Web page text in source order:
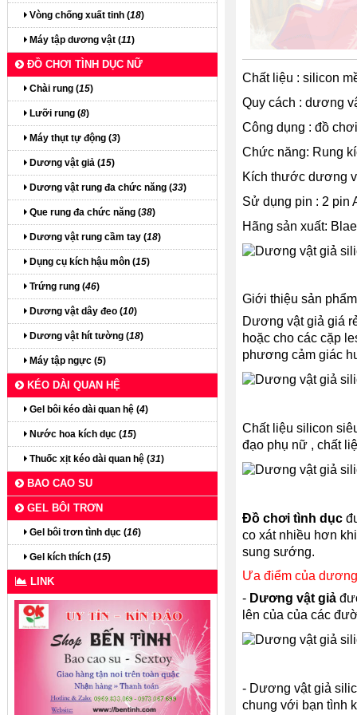
Chất liệu : silicon
Quy cách : dương
Công dụng : đồ
Chức năng: Rung
Kích thước dương
Sử dụng pin : 2 pin
Hãng sản xuất: Blae
Giới thiệu sản
Dương vật giả giá
hoặc cho các cặp
phương cảm giác
Chất liệu silicon
đạo phụ nữ , chất
Đồ chơi tình dục
co xát nhiều hơn
sung sướng.
Ưa điểm của
- Dương vật giả
lên của của các
- Dương vật giả
chung với bạn tình
Vòng chống xuất tinh (18)
Máy tập dương vật (11)
ĐỒ CHƠI TÌNH DỤC NỮ
Chài rung (15)
Lưỡi rung (8)
Máy thụt tự động (3)
Dương vật giả (15)
Dương vật rung đa chức năng (33)
Que rung đa chức năng (38)
Dương vật rung cầm tay (18)
Dụng cụ kích hậu môn (15)
Trứng rung (46)
Dương vật dây đeo (10)
Dương vật hít tường (18)
Máy tập ngực (5)
KÉO DÀI QUAN HỆ
Gel bôi kéo dài quan hệ (4)
Nước hoa kích dục (15)
Thuốc xịt kéo dài quan hệ (31)
BAO CAO SU
GEL BÔI TRƠN
Gel bôi trơn tình dục (16)
Gel kích thích (15)
LINK